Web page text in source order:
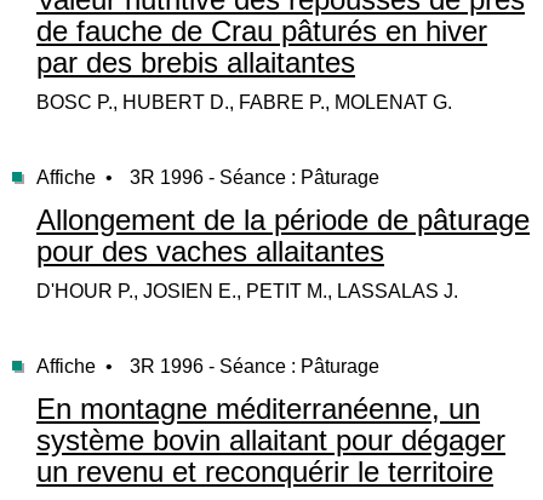
de fauche de Crau pâturés en hiver
par des brebis allaitantes
BOSC P., HUBERT D., FABRE P., MOLENAT G.
Affiche • 3R 1996 - Séance : Pâturage
Allongement de la période de pâturage
pour des vaches allaitantes
D'HOUR P., JOSIEN E., PETIT M., LASSALAS J.
Affiche • 3R 1996 - Séance : Pâturage
En montagne méditerranéenne, un
système bovin allaitant pour dégager
un revenu et reconquérir le territoire